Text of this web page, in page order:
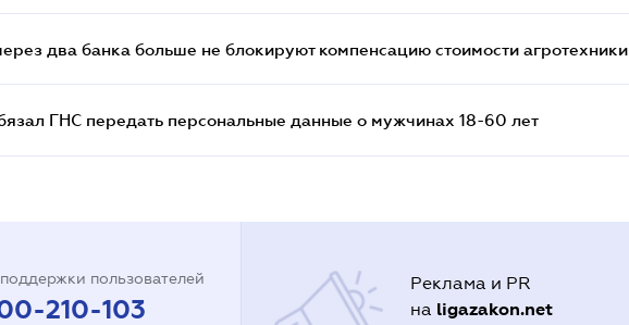
два банка больше не блокируют компенсацию стоимости агротехники
ГНС передать персональные данные о мужчинах 18-60 лет
пользователей
210-103
Реклама и PR
на ligazakon.net